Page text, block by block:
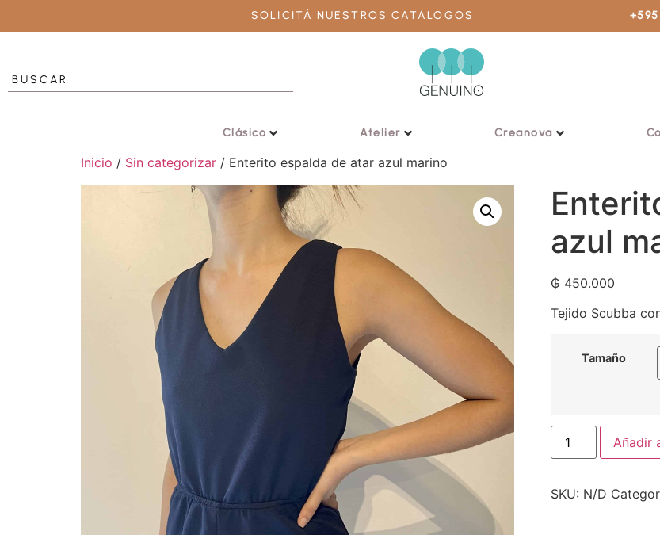
SOLICITÁ NUESTROS CATÁLOGOS
Clásico Atelier Creanova
Inicio / Sin categorizar / Enterito espalda de atar azul marino
azul
₲ 450.000
Tejido Scubba
Tamaño
Añadir
SKU: N/D